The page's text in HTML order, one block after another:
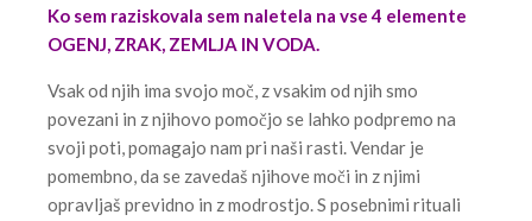
Ko sem raziskovala sem naletela na vse 4 elemente
OGENJ, ZRAK, ZEMLJA IN VODA.
Vsak od njih ima svojo moč, z vsakim od njih smo
povezani in z njihovo pomočjo se lahko podpremo na
svoji poti, pomagajo nam pri naši rasti. Vendar je
pomembno, da se zavedaš njihove moči in z njimi
opravljaš previdno in z modrostjo. S posebnimi rituali